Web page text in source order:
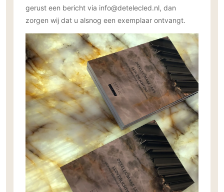
Natuursteen en keramiek vloeren
Vloerkleden
Afwerking
Wandafwerking
Beton Ciré
Behang / Wandtextiel
Natuursteen en keramiek
Schilderwerk
Stucwerk
Spuitwerk
Technologie
gerust een bericht via info@detelecled.nl, dan
zorgen wij dat u alsnog een exemplaar ontvangt.